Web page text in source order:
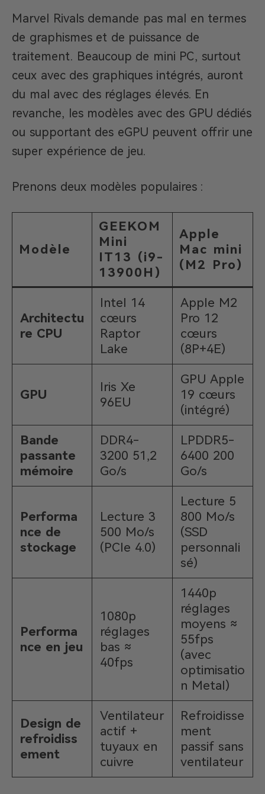
Marvel Rivals demande pas mal en termes
de graphismes et de puissance de
traitement. Beaucoup de mini PC, surtout
ceux avec des graphiques intégrés, auront
du mal avec des réglages élevés. En
revanche, les modèles avec des GPU dédiés
ou supportant des eGPU peuvent offrir une
super expérience de jeu.
Prenons deux modèles populaires :
Modèle
GEEKOM
Mini
IT13 (i9-
13900H)
Apple
Mac mini
(M2 Pro)
Architectu
re CPU
Intel 14
cœurs
Raptor
Lake
Apple M2
Pro 12
cœurs
(8P+4E)
GPU
Iris Xe
96EU
GPU Apple
19 cœurs
(intégré)
Bande
passante
mémoire
DDR4-
3200 51,2
Go/s
LPDDR5-
6400 200
Go/s
Performa
nce de
stockage
Lecture 3
500 Mo/s
(PCIe 4.0)
Lecture 5
800 Mo/s
(SSD
personnali
sé)
Performa
nce en jeu
1080p
réglages
bas ≈
40fps
1440p
réglages
moyens ≈
55fps
(avec
optimisatio
n Metal)
Design de
refroidiss
ement
Ventilateur
actif +
tuyaux en
cuivre
Refroidisse
ment
passif sans
ventilateur